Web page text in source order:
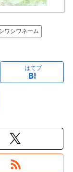
ワシワネーム
はてブ